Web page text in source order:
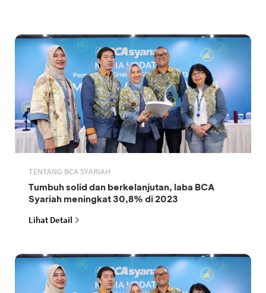
TENTANG BCA SYARIAH
Tumbuh solid dan berkelanjutan, laba BCA
Syariah meningkat 30,8% di 2023
Lihat Detail